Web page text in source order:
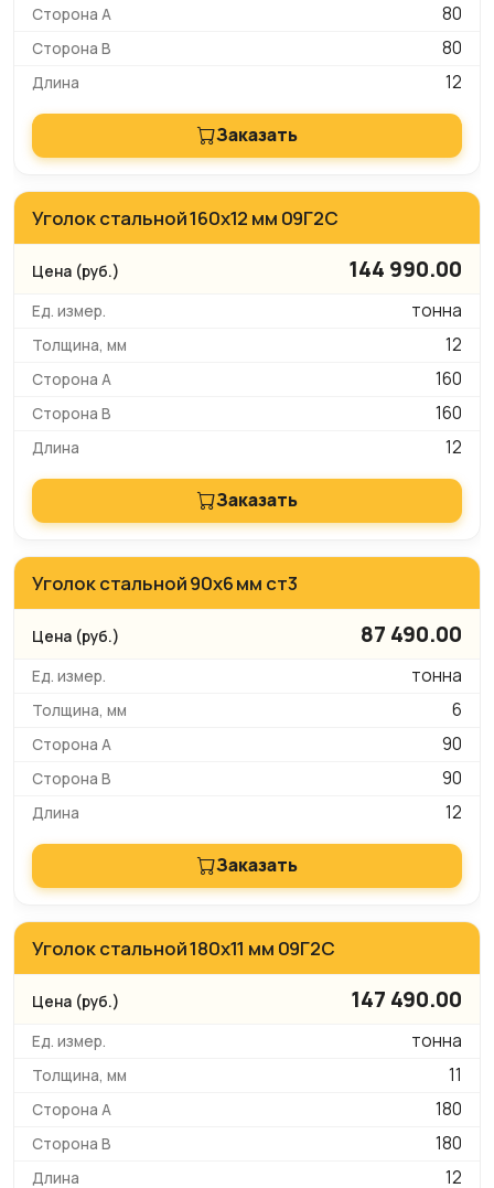
80
80
12
Заказать
Уголок стальной 160х12 мм 09Г2С
144 990.00
тонна
12
160
160
12
Заказать
Уголок стальной 90х6 мм ст3
87 490.00
тонна
6
90
90
12
Заказать
Уголок стальной 180х11 мм 09Г2С
147 490.00
тонна
11
180
180
12